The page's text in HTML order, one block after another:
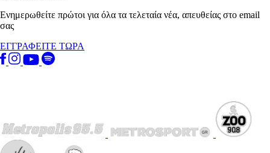
Ενημερωθείτε πρώτοι για όλα τα τελεταία νέα, απευθείας στο email
σας
ΕΓΓΡΑΦΕΙΤΕ ΤΩΡΑ